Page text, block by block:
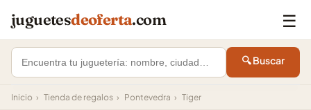
juguetesdeoferta.com ☰
🔍 Buscar
Inicio › Tienda de regalos › Pontevedra › Tiger